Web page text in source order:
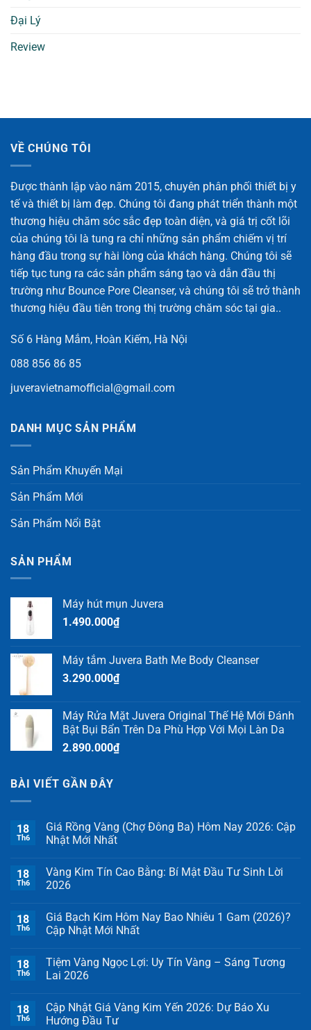
Đại Lý
Review
VỀ CHÚNG TÔI
Được thành lập vào năm 2015, chuyên phân phối thiết bị y
tế và thiết bị làm đẹp. Chúng tôi đang phát triển thành một
thương hiệu chăm sóc sắc đẹp toàn diện, và giá trị cốt lõi
của chúng tôi là tung ra chỉ những sản phẩm chiếm vị trí
hàng đầu trong sự hài lòng của khách hàng. Chúng tôi sẽ
tiếp tục tung ra các sản phẩm sáng tạo và dẫn đầu thị
trường như Bounce Pore Cleanser, và chúng tôi sẽ trở thành
thương hiệu đầu tiên trong thị trường chăm sóc tại gia..
Số 6 Hàng Mắm, Hoàn Kiếm, Hà Nội
088 856 86 85
juveravietnamofficial@gmail.com
DANH MỤC SẢN PHẨM
Sản Phẩm Khuyến Mại
Sản Phẩm Mới
Sản Phẩm Nổi Bật
SẢN PHẨM
Máy hút mụn Juvera
1.490.000₫
Máy tắm Juvera Bath Me Body Cleanser
3.290.000₫
Máy Rửa Mặt Juvera Original Thế Hệ Mới Đánh
Bật Bụi Bẩn Trên Da Phù Hợp Với Mọi Làn Da
2.890.000₫
BÀI VIẾT GẦN ĐÂY
18
Th6
Giá Rồng Vàng (Chợ Đông Ba) Hôm Nay 2026: Cập
Nhật Mới Nhất
18
Th6
Vàng Kim Tín Cao Bằng: Bí Mật Đầu Tư Sinh Lời
2026
18
Th6
Giá Bạch Kim Hôm Nay Bao Nhiêu 1 Gam (2026)?
Cập Nhật Mới Nhất
18
Th6
Tiệm Vàng Ngọc Lợi: Uy Tín Vàng – Sáng Tương
Lai 2026
18
Th6
Cập Nhật Giá Vàng Kim Yến 2026: Dự Báo Xu
Hướng Đầu Tư